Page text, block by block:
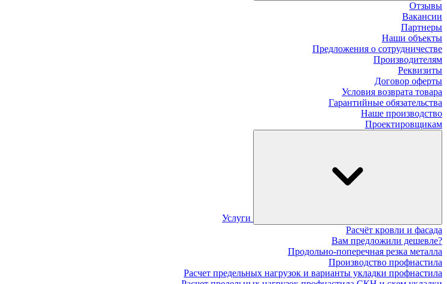
Отзывы
Вакансии
Партнеры
Наши объекты
Предложения о сотрудничестве
Производителям
Реквизиты
Договор оферты
Условия возврата товара
Гарантийные обязательства
Наше производство
Проектировщикам
Услуги
Расчёт кровли и фасада
Вам предложили дешевле?
Продольно-поперечная резка металла
Производство профнастила
Расчет предельных нагрузок и варианты укладки профнастила